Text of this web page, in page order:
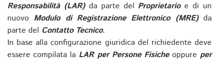
Responsabilità (LAR)da parte del Proprietarioe di un
nuovo Modulo di Registrazione Elettronico (MRE)da
parte del Contatto Tecnico.
In base alla configurazione giuridica del richiedente deve
essere compilata la LAR per Persone Fisicheoppure per